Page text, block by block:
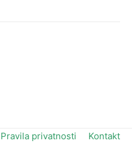
Pravila privatnosti Kontakt